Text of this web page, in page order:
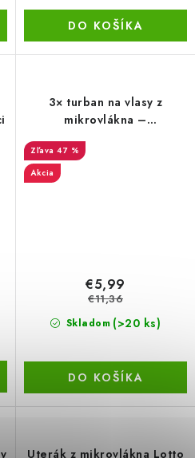
Kontakty, O nás
osobných údajov
od kúpnej zmluvy
DO KOŠÍKA
3× turban na vlasy z
mikrovlákna –
rýchloschnúci, pre dlhé a
husté vlasy
47 %
Akcia
Skladom (>20 ks)
€5,99
€11,36
DO KOŠÍKA
Uterák z mikrovlákna Lotto